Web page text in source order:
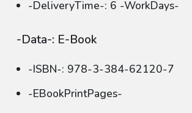
-DeliveryTime-: 6 -WorkDays-
-Data-: E-Book
-ISBN-: 978-3-384-62120-7
-EBookPrintPages-